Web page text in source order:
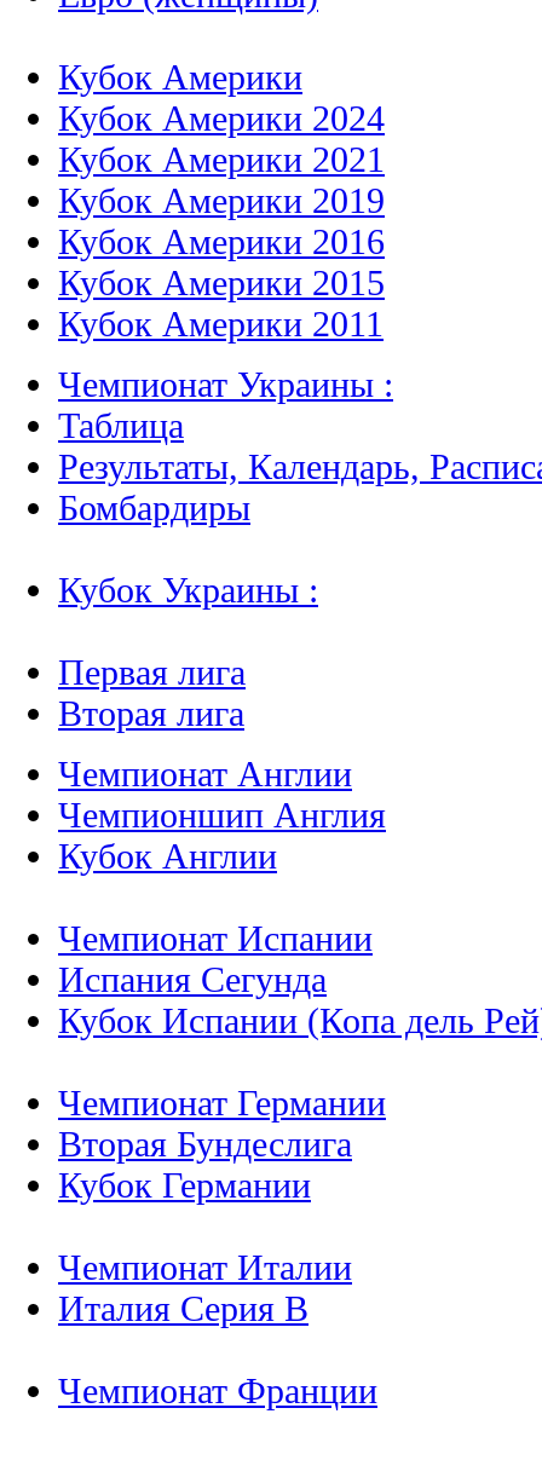
Кубок Америки
Кубок Америки 2024
Кубок Америки 2021
Кубок Америки 2019
Кубок Америки 2016
Кубок Америки 2015
Кубок Америки 2011
Чемпионат Украины :
Таблица
Результаты, Календарь,
Бомбардиры
Кубок Украины :
Первая лига
Вторая лига
Чемпионат Англии
Чемпионшип Англия
Кубок Англии
Чемпионат Испании
Испания Сегунда
Кубок Испании (Копа дель
Чемпионат Германии
Вторая Бундеслига
Кубок Германии
Чемпионат Италии
Италия Серия B
Чемпионат Франции